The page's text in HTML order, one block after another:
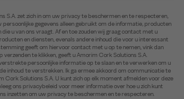
S.A. zet zich in om uw privacy te beschermen en te respecteren,
persoonlijke gegevens alleen gebruikt om de informatie, producten
u van ons vraagt. Af en toe zouden wij graag contact met u
en diensten, evenals andere inhoud die voor u interessant
geeft om hiervoor contact met u op te nemen, vink dan
verzenden te klikken, geeft u Amorim Cork Solutions S.A.
persoonlijke informatie op te slaan en te verwerken om u
inhoud te verstrekken. Ik ga ermee akkoord om communicatie te
Cork Solutions S.A. U kunt zich op elk moment afmelden voor deze
ons privacybeleid voor meer informatie over hoe u zich kunt
inzetten om uw privacy te beschermen en te respecteren.